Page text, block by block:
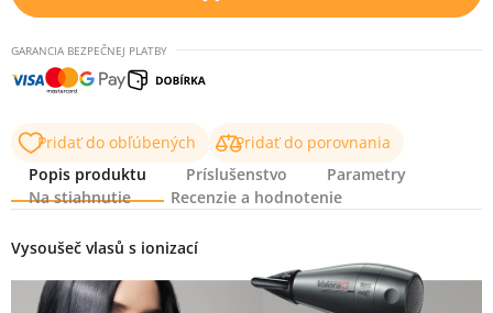
GARANCIA BEZPEČNEJ PLATBY
Pridať do obľúbených
Pridať do porovnania
Popis produktu
Príslušenstvo
Parametry
Na stiahnutie
Recenzie a hodnotenie
Popis produktu
Vysoušeč vlasů s ionizací